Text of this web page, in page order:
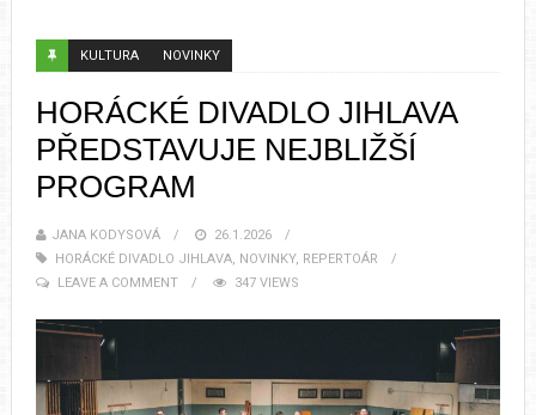
KULTURA NOVINKY
HORÁCKÉ DIVADLO JIHLAVA
PŘEDSTAVUJE NEJBLIŽŠÍ
PROGRAM
JANA KODYSOVÁ
26.1.2026
HORÁCKÉ DIVADLO JIHLAVA, NOVINKY, REPERTOÁR
LEAVE A COMMENT
347 VIEWS